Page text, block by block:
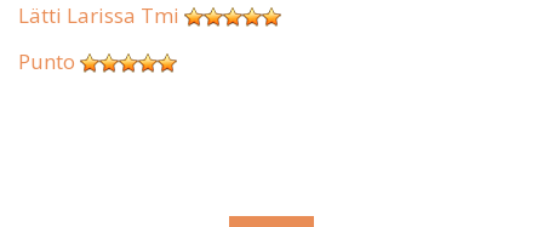
Lätti Larissa Tmi
Punto